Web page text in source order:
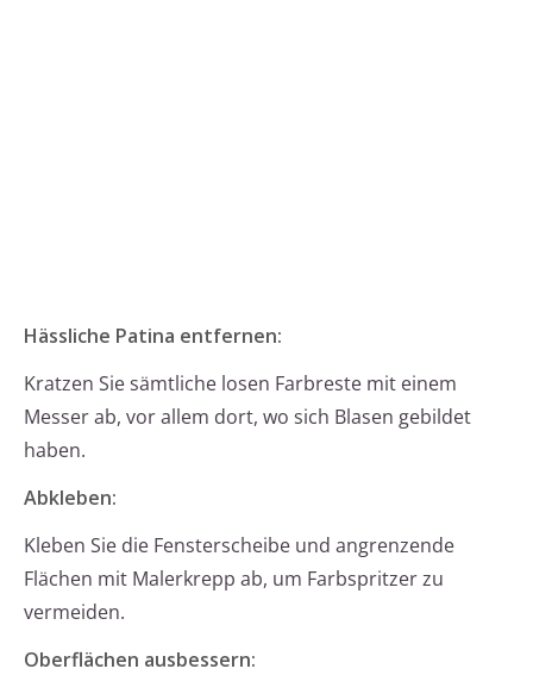
Hässliche Patina entfernen:
Kratzen Sie sämtliche losen Farbreste mit einem
Messer ab, vor allem dort, wo sich Blasen gebildet
haben.
Abkleben:
Kleben Sie die Fensterscheibe und angrenzende
Flächen mit Malerkrepp ab, um Farbspritzer zu
vermeiden.
Oberflächen ausbessern: